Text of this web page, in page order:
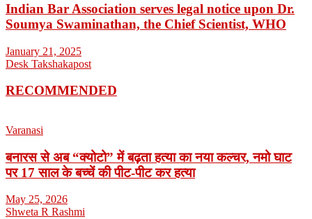
Indian Bar Association serves legal notice upon Dr.
Soumya Swaminathan, the Chief Scientist, WHO
January 21, 2025
Desk Takshakapost
RECOMMENDED
Varanasi
बनारस से अब “क्योटो” में बढ़ता हत्या का नया कल्चर, नमो घाट
पर 17 साल के बच्चें की पीट-पीट कर हत्या
May 25, 2026
Shweta R Rashmi